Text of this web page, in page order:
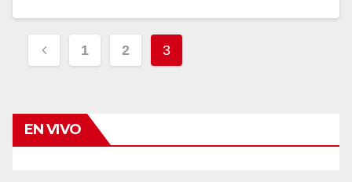
Navegación
de
1 2 3
EN VIVO